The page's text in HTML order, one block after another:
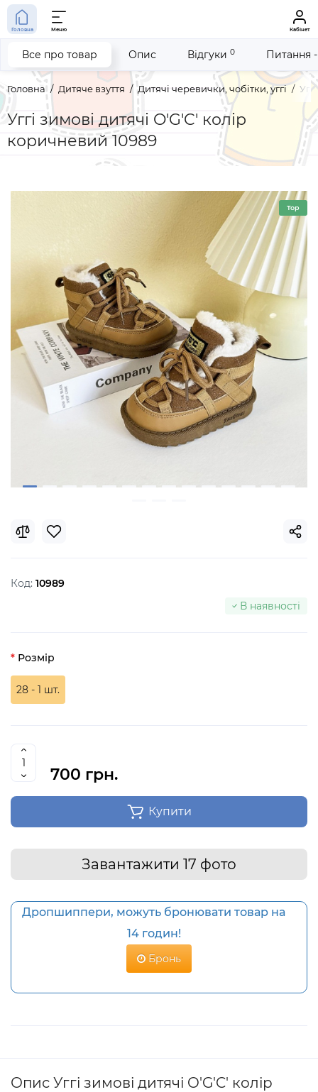
Головна Меню Кабінет
Головна Дитяче взуття Дитячі черевички, чобітки, уггі
Уггі зимові дитячі O'G'C' колір
коричневий 10989
Все про товар Опис Відгуки 0 Питання
Top
Код: 10989
В наявності
Розмір
28 - 1 шт.
700 грн.
Купити
Завантажити 17 фото
Дропшиппери, можуть бронювати товар на
14 годин!
Бронь
Опис Уггі зимові дитячі O'G'C' колір